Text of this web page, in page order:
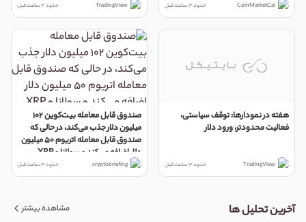
CoinMarketCal حدود 3 ساعت قبل TradingView حدود 3 ساعت قبل
هفته در نمودارها: توقف سیاستی،
فعاليت محدودتر، ورود دلار
TradingView حدود 3 ساعت قبل
صندوق قابل معامله بیت‌کوین ۱۰۲
میلیون دلار جذب می‌کند، در حالی که
صندوق قابل معامله اتریوم ۵۰ میلیون
دلار اضافه می‌کند و سولانا و XRP
بی‌حرکت می‌مانند
cryptobriefing حدود 3 ساعت قبل
آخرین تحلیل ها مشاهده بیشتر